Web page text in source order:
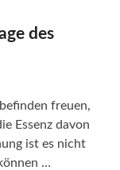
des
freuen,
Essenz davon
ist es nicht
…